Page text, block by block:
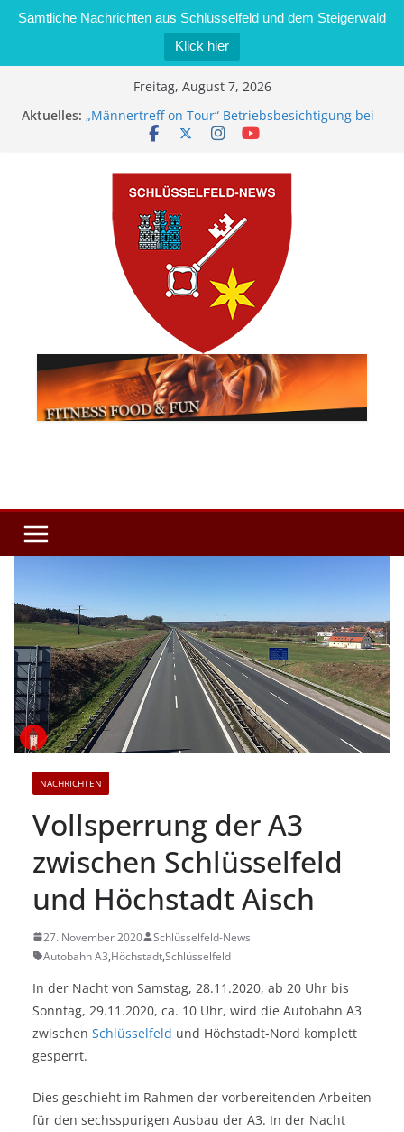
Sämtliche Nachrichten aus Schlüsselfeld und dem Steigerwald
Klick hier
Freitag, August 7, 2026
Aktuelles: „Männertreff on Tour“ Betriebsbesichtigung bei
der Schreinerei Zimmermann GmbH
Brand in Sägewerk in Bernroth schnell unter
Kontrolle
Stadt Schlüsselfeld bietet Online-Anmeldung für
Kindergartenplätze an
Dieseldiebstahl im Wert von 600 Euro
NACHRICHTEN
Vollsperrung der A3
zwischen Schlüsselfeld
und Höchstadt Aisch
27. November 2020
Schlüsselfeld-News
Autobahn A3,Höchstadt,Schlüsselfeld
In der Nacht von Samstag, 28.11.2020, ab 20 Uhr bis
Sonntag, 29.11.2020, ca. 10 Uhr, wird die Autobahn A3
zwischen Schlüsselfeld und Höchstadt-Nord komplett
gesperrt.
Dies geschieht im Rahmen der vorbereitenden Arbeiten
für den sechsspurigen Ausbau der A3. In der Nacht